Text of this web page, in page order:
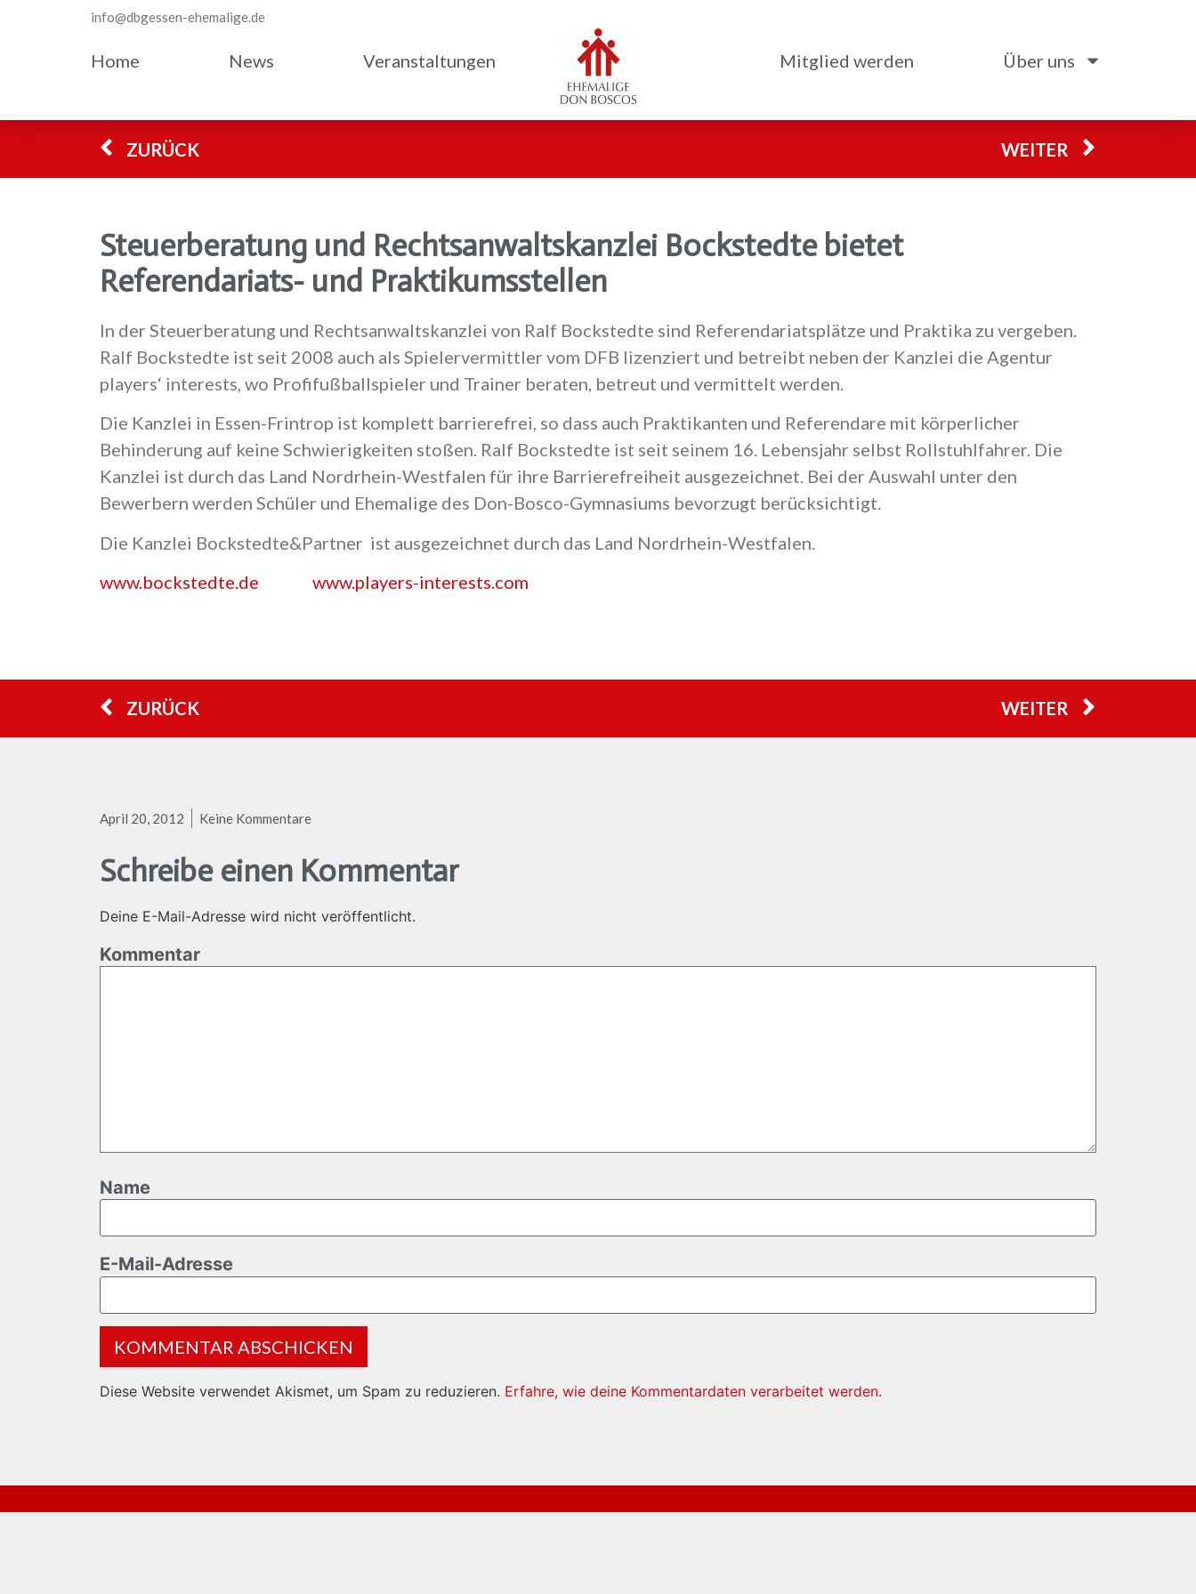
info@dbgessen-ehemalige.de
Home News Veranstaltungen Mitglied werden Über uns
ZURÜCK WEITER
Steuerberatung und Rechtsanwaltskanzlei Bockstedte bietet
Referendariats- und Praktikumsstellen
In der Steuerberatung und Rechtsanwaltskanzlei von Ralf Bockstedte sind Referendariatsplätze und Praktika zu vergeben.
Ralf Bockstedte ist seit 2008 auch als Spielervermittler vom DFB lizenziert und betreibt neben der Kanzlei die Agentur
players‘ interests, wo Profifußballspieler und Trainer beraten, betreut und vermittelt werden.
Die Kanzlei in Essen-Frintrop ist komplett barrierefrei, so dass auch Praktikanten und Referendare mit körperlicher
Behinderung auf keine Schwierigkeiten stoßen. Ralf Bockstedte ist seit seinem 16. Lebensjahr selbst Rollstuhlfahrer. Die
Kanzlei ist durch das Land Nordrhein-Westfalen für ihre Barrierefreiheit ausgezeichnet. Bei der Auswahl unter den
Bewerbern werden Schüler und Ehemalige des Don-Bosco-Gymnasiums bevorzugt berücksichtigt.
Die Kanzlei Bockstedte&Partner ist ausgezeichnet durch das Land Nordrhein-Westfalen.
www.bockstedte.de
www.players-interests.com
ZURÜCK WEITER
April 20, 2012 Keine Kommentare
Schreibe einen Kommentar
Deine E-Mail-Adresse wird nicht veröffentlicht.
Kommentar
Name
E-Mail-Adresse
Diese Website verwendet Akismet, um Spam zu reduzieren. Erfahre, wie deine Kommentardaten verarbeitet werden.